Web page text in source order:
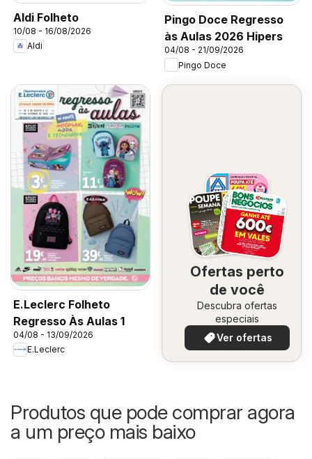
Aldi Folheto
10/08 - 16/08/2026
Aldi
Pingo Doce Regresso
às Aulas 2026 Hipers
04/08 - 21/09/2026
Pingo Doce
E.Leclerc Folheto
Regresso Às Aulas 1
04/08 - 13/09/2026
E.Leclerc
Ofertas perto
de você
Descubra ofertas
especiais
Ver ofertas
Produtos que pode comprar agora
a um preço mais baixo